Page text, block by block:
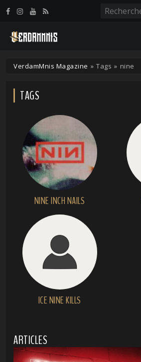
VerdamMnis Magazine » Tags » nine
TAGS
NINE INCH NAILS
ICE NINE KILLS
ARTICLES
Panneau de gestion des cookies